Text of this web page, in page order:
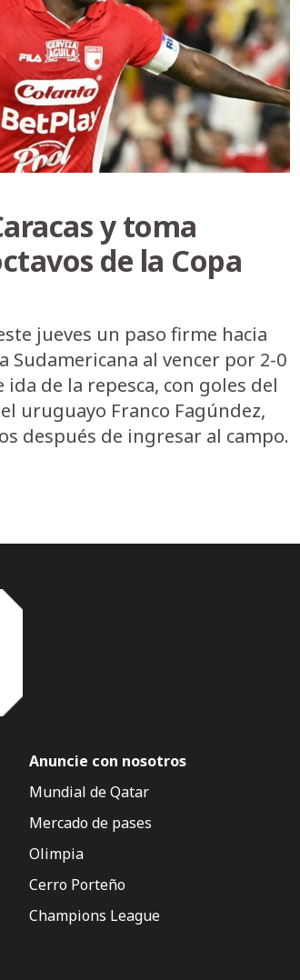
y toma
de la Copa
jueves un paso firme hacia
Sudamericana al vencer por 2-0
ida de la repesca, con goles del
uruguayo Franco Fagúndez,
después de ingresar al campo.
Anuncie con nosotros
Mundial de Qatar
Mercado de pases
Olimpia
Cerro Porteño
Champions League